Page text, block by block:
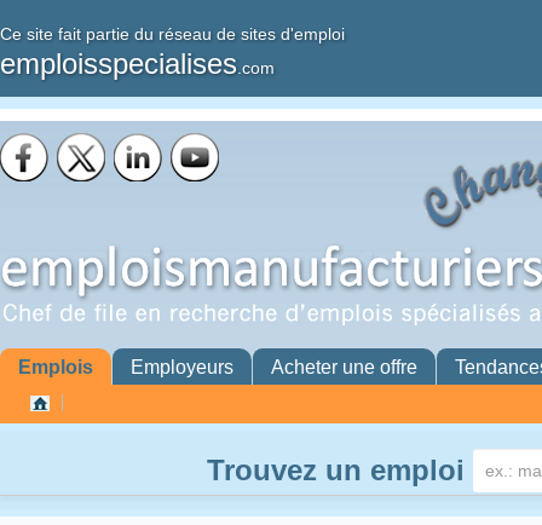
Ce site fait partie du réseau de sites d'emploi
emploisspecialises .com
Emplois Employeurs Acheter une offre
Trouvez un emploi